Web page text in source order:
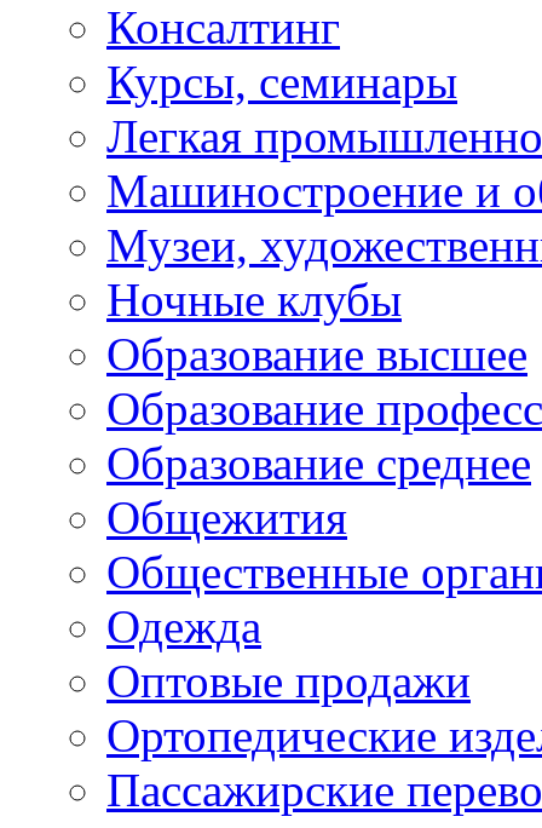
Консалтинг
Курсы, семинары
Легкая
Машиностроение и
Музеи,
Ночные клубы
Образование высшее
Образование
Образование среднее
Общежития
Общественные
Одежда
Оптовые продажи
Ортопедические
Пассажирские